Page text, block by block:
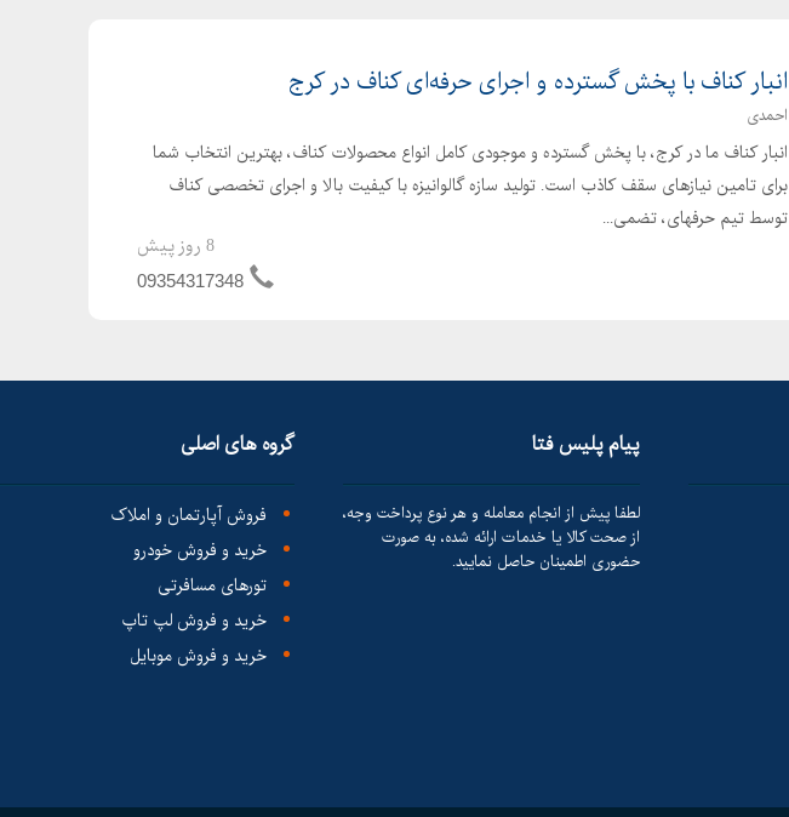
انبار کناف با پخش گسترده و اجرای حرفه‌ای کناف در کرج
احمدی
انبار کناف ما در کرج، با پخش گسترده و موجودی کامل انواع محصولات کناف، بهترین انتخاب شما
برای تامین نیازهای سقف کاذب است. تولید سازه گالوانیزه با کیفیت بالا و اجرای تخصصی کناف
توسط تیم حرفهای، تضمی...
8 روز پیش
09354317348
پیام پلیس فتا
لطفا پیش از انجام معامله و هر نوع پرداخت وجه،
از صحت کالا یا خدمات ارائه شده، به صورت
حضوری اطمینان حاصل نمایید.
گروه های اصلی
فروش آپارتمان و املاک
خرید و فروش خودرو
تورهای مسافرتی
خرید و فروش لپ تاپ
خرید و فروش موبایل